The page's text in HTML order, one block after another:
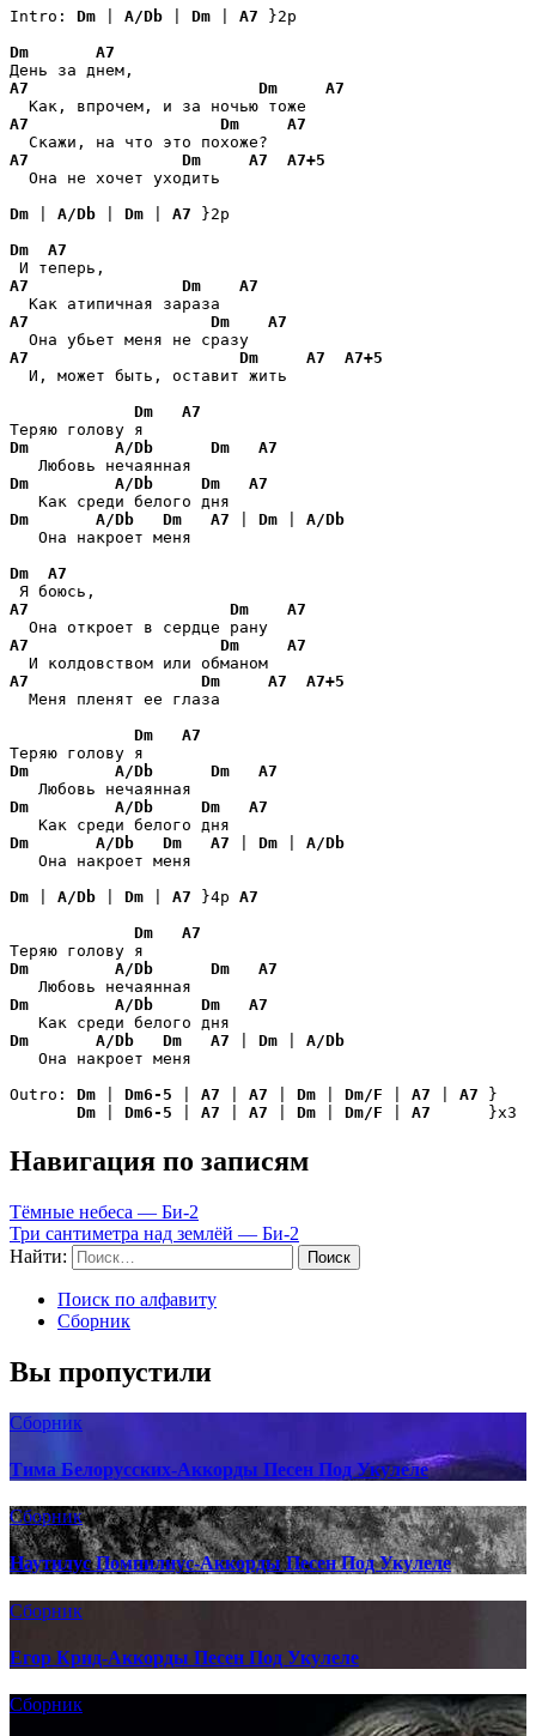
Intro: Dm A/Db Dm A7 }2p
Dm
A7
A7
Dm
A7
A7
Dm
A7
A7
Dm A7
A7+5
  Она не хочет уходить
Dm
A/Db Dm A7 }2p
Dm
A7
A7
Dm
A7
A7
Dm
A7
A7
Dm A7
A7+5
  И, может быть, оставит жить
Dm
A7
Dm
A/Db Dm
A7
Dm
A/Db Dm
A7
Dm
A/Db Dm A7 Dm
A/Db
   Она накроет меня
Dm
A7
A7
Dm
A7
A7
Dm
A7
A7
Dm A7
A7+5
  Меня пленят ее глаза
Dm
A7
Dm
A/Db Dm
A7
Dm
A/Db Dm
A7
Dm
A/Db Dm A7 Dm
A/Db
   Она накроет меня
Dm
A/Db Dm A7 }4p A7
Dm
A7
Dm
A/Db Dm
A7
Dm
A/Db Dm
A7
Dm
A/Db Dm A7 Dm
A/Db
   Она накроет меня
Outro: Dm Dm6-5 A7 A7 Dm Dm/F A7 A7 }
Dm
Dm6-5 A7 A7 Dm Dm/F A7
      }x3
Навигация по записям
Тёмные небеса — Би-2
Три сантиметра над землёй — Би-2
Найти:
Поиск по алфавиту
Сборник
Вы пропустили
Сборник
Тима Белорусских-Аккорды Песен Под Укулеле
Сборник
Наутилус Помпилиус-Аккорды Песен Под Укулеле
Сборник
Егор Крид-Аккорды Песен Под Укулеле
Сборник